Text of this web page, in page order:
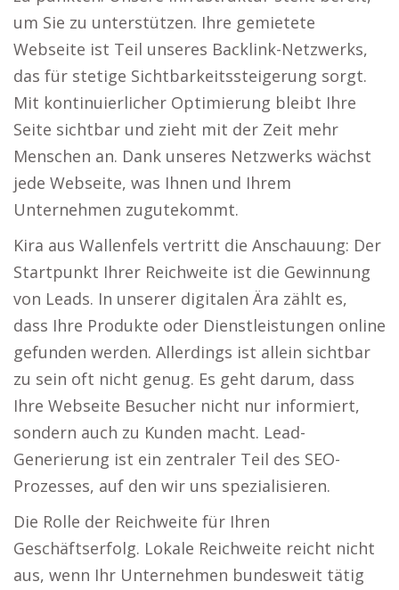
um Sie zu unterstützen. Ihre gemietete
Webseite ist Teil unseres Backlink-Netzwerks,
das für stetige Sichtbarkeitssteigerung sorgt.
Mit kontinuierlicher Optimierung bleibt Ihre
Seite sichtbar und zieht mit der Zeit mehr
Menschen an. Dank unseres Netzwerks wächst
jede Webseite, was Ihnen und Ihrem
Unternehmen zugutekommt.
Kira aus Wallenfels vertritt die Anschauung: Der
Startpunkt Ihrer Reichweite ist die Gewinnung
von Leads. In unserer digitalen Ära zählt es,
dass Ihre Produkte oder Dienstleistungen online
gefunden werden. Allerdings ist allein sichtbar
zu sein oft nicht genug. Es geht darum, dass
Ihre Webseite Besucher nicht nur informiert,
sondern auch zu Kunden macht. Lead-
Generierung ist ein zentraler Teil des SEO-
Prozesses, auf den wir uns spezialisieren.
Die Rolle der Reichweite für Ihren
Geschäftserfolg. Lokale Reichweite reicht nicht
aus, wenn Ihr Unternehmen bundesweit tätig